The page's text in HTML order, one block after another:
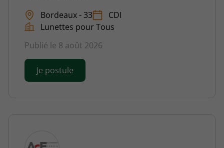
Bordeaux - 33
CDI
Lunettes pour Tous
Publié le 8 août 2026
Je postule